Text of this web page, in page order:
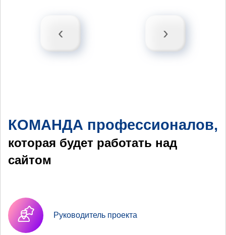
‹ ›
КОМАНДА профессионалов,
которая будет работать над
сайтом
Руководитель проекта